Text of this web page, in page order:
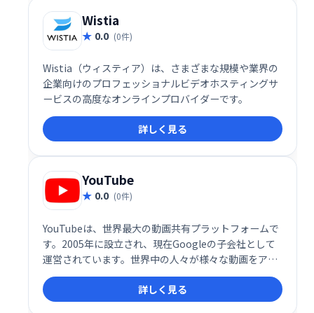
Wistia
0.0 (0件)
Wistia（ウィスティア）は、さまざまな規模や業界の
企業向けのプロフェッショナルビデオホスティングサ
ービスの高度なオンラインプロバイダーです。
詳しく見る
YouTube
0.0 (0件)
YouTubeは、世界最大の動画共有プラットフォームで
す。2005年に設立され、現在Googleの子会社として
運営されています。世界中の人々が様々な動画をアッ
プロード・視聴しており、エンターテインメントから
教育まで幅広いコンテンツが楽しめる、無料サービス
です。
詳しく見る